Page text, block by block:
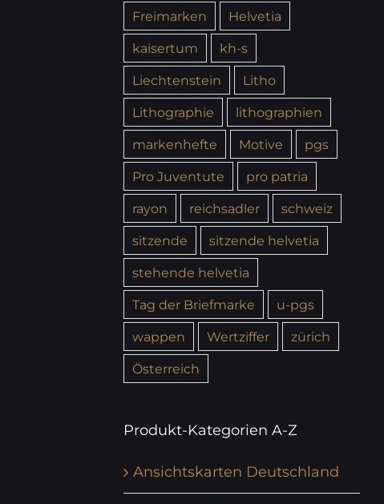
Freimarken
Helvetia
kaisertum
kh-s
Liechtenstein
Litho
Lithographie
lithographien
markenhefte
Motive
pgs
Pro Juventute
pro patria
rayon
reichsadler
schweiz
sitzende
sitzende helvetia
stehende helvetia
Tag der Briefmarke
u-pgs
wappen
Wertziffer
zürich
Österreich
Produkt-Kategorien A-Z
Ansichtskarten Deutschland